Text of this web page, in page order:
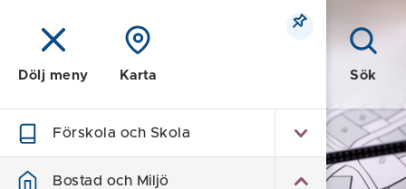
Meny Sök
Dölj meny Karta
Förskola och Skola
Bostad och Miljö
Bostad och Miljö